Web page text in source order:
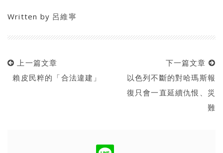
Written by 呂維寧
上一篇文章
賴皮民粹的「合法違建」
下一篇文章
以色列不斷的對哈瑪斯報
復只會一直延續仇恨、災
難